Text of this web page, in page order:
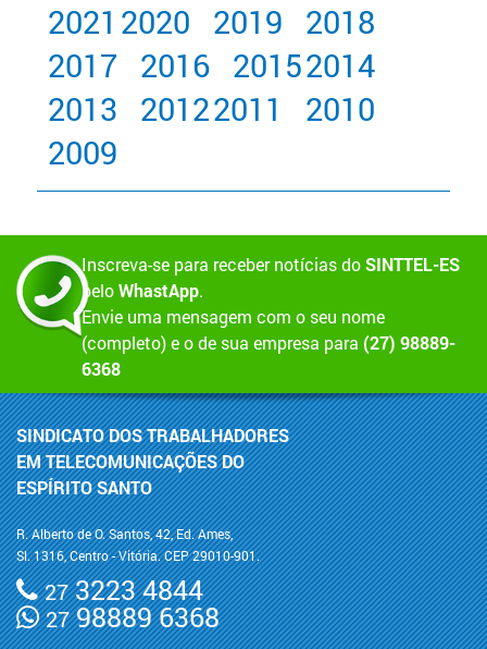
2021 2020 2019
2018
2017
2016 20152014
2013
20122011
2010
2009
Inscreva-se para receber notícias doSINTTEL-ES
peloWhastApp.
Envie uma mensagem com o seu nome
(completo) e o de sua empresa para (27) 98889-
6368
SINDICATO DOS TRABALHADORES
EM TELECOMUNICAÇÕES DO
ESPÍRITO SANTO
R. Alberto de O. Santos, 42, Ed. Ames,
Sl. 1316, Centro - Vitória. CEP 29010-901.
273223 4844
2798889 6368